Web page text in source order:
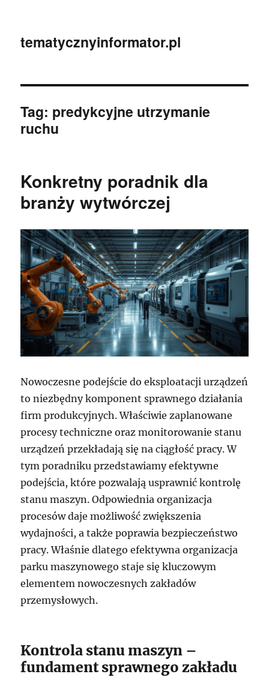
tematycznyinformator.pl
Tag: predykcyjne utrzymanie
ruchu
Konkretny poradnik dla
branży wytwórczej
Nowoczesne podejście do eksploatacji urządzeń
to niezbędny komponent sprawnego działania
firm produkcyjnych. Właściwie zaplanowane
procesy techniczne oraz monitorowanie stanu
urządzeń przekładają się na ciągłość pracy. W
tym poradniku przedstawiamy efektywne
podejścia, które pozwalają usprawnić kontrolę
stanu maszyn. Odpowiednia organizacja
procesów daje możliwość zwiększenia
wydajności, a także poprawia bezpieczeństwo
pracy. Właśnie dlatego efektywna organizacja
parku maszynowego staje się kluczowym
elementem nowoczesnych zakładów
przemysłowych.
Kontrola stanu maszyn –
fundament sprawnego zakładu